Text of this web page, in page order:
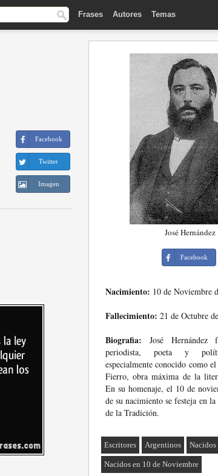
Frases Autores Temas
Facebook
Twitter
Imagen
José Hernández
Facebook
Nacimiento: 10 de Noviembre
Fallecimiento: 21 de Octubre
Biografia: José
periodista, poeta y
especialmente conocido como
Fierro, obra máxima de la
En su homenaje, el 10 de
de su nacimiento se festeja en
de la Tradición.
Escritores Argentinos
Nacidos en 10 de Noviembre